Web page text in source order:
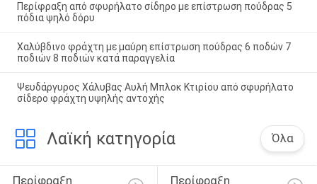
Περίφραξη από σφυρήλατο σίδηρο με επίστρωση πούδρας 5
πόδια ψηλό δόρυ
Χαλύβδινο φράχτη με μαύρη επίστρωση πούδρας 6 ποδών 7
ποδιών 8 ποδιών κατά παραγγελία
Ψευδάργυρος Χάλυβας Αυλή Μπλοκ Κτιρίου από σφυρήλατο
σίδερο φράχτη υψηλής αντοχής
Λαϊκή κατηγορία Όλα
Περίφραξη Περίφραξη